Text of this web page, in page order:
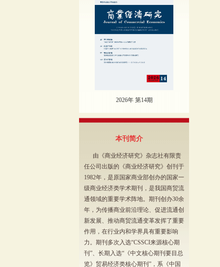
2026年 第14期
本刊简介
由《商业经济研究》杂志社有限责
任公司出版的《商业经济研究》创刊于
1982年，是原国家商业部创办的国家一
级商业经济类学术期刊，是我国商贸流
通领域的重要学术阵地。期刊创办30余
年，为传播商业前沿理论、促进流通创
新发展、推动商贸流通变革发挥了重要
作用，在行业内和学界具有重要影响
力。期刊多次入选“CSSCI来源核心期
刊”、长期入选“《中文核心期刊要目总
览》贸易经济类核心期刊”，系《中国